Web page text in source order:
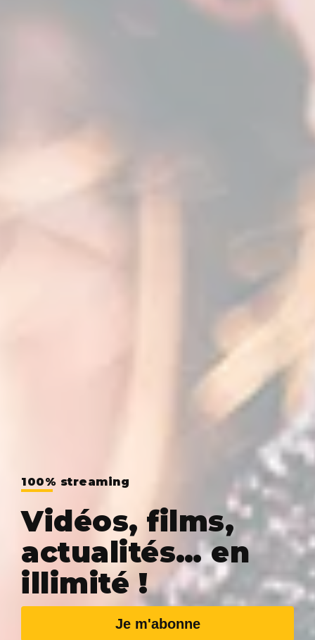
100% streaming
Vidéos, films,
actualités… en
illimité !
Je m'abonne